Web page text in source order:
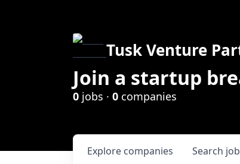
Tusk Venture
Join a startup
0 jobs · 0 companies
Search
Explore companies